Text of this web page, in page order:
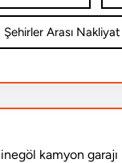
Şehirler Arası Nakliyat
inegöl kamyon garajı